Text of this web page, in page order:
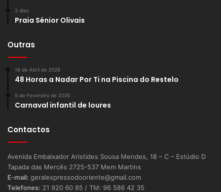
2 dias
Praia Sénior Olivais
Outras
16 de Abril de 2026
48 Horas a Nadar Por Ti na Piscina do Restelo
5 de Fevereiro de 2026
Carnaval infantil de loures
Contactos
Avenida Embaixador Aristides Sousa Mendes, 18 – C – Estúdio D
Tapada das Mercês 2725-537 Mem Martins
E-mail: geralexpressodooriente@gmail.com
Telefones: 21 920 60 85 / TM: 96 586 42 35